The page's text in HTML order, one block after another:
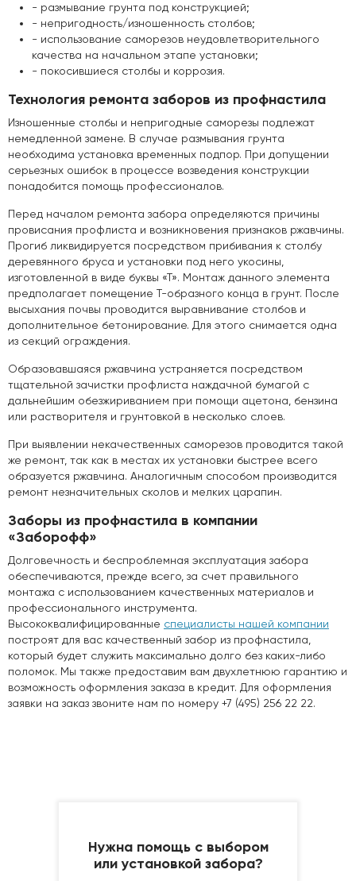
- размывание грунта под конструкцией;
- непригодность/изношенность столбов;
- использование саморезов неудовлетворительного
качества на начальном этапе установки;
- покосившиеся столбы и коррозия.
Технология ремонта заборов из профнастила
Изношенные столбы и непригодные саморезы подлежат
немедленной замене. В случае размывания грунта
необходима установка временных подпор. При допущении
серьезных ошибок в процессе возведения конструкции
понадобится помощь профессионалов.
Перед началом ремонта забора определяются причины
провисания профлиста и возникновения признаков ржавчины.
Прогиб ликвидируется посредством прибивания к столбу
деревянного бруса и установки под него укосины,
изготовленной в виде буквы «Т». Монтаж данного элемента
предполагает помещение Т-образного конца в грунт. После
высыхания почвы проводится выравнивание столбов и
дополнительное бетонирование. Для этого снимается одна
из секций ограждения.
Образовавшаяся ржавчина устраняется посредством
тщательной зачистки профлиста наждачной бумагой с
дальнейшим обезжириванием при помощи ацетона, бензина
или растворителя и грунтовкой в несколько слоев.
При выявлении некачественных саморезов проводится такой
же ремонт, так как в местах их установки быстрее всего
образуется ржавчина. Аналогичным способом производится
ремонт незначительных сколов и мелких царапин.
Заборы из профнастила в компании
«Заборофф»
Долговечность и беспроблемная эксплуатация забора
обеспечиваются, прежде всего, за счет правильного
монтажа с использованием качественных материалов и
профессионального инструмента.
Высококвалифицированные специалисты нашей компании
построят для вас качественный забор из профнастила,
который будет служить максимально долго без каких-либо
поломок. Мы также предоставим вам двухлетнюю гарантию и
возможность оформления заказа в кредит. Для оформления
заявки на заказ звоните нам по номеру +7 (495) 256 22 22.
Нужна помощь с выбором
или установкой забора?